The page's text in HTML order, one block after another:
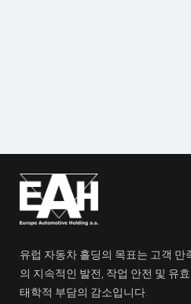
유럽 자동차 홀딩의 목표는 고객 만
의 지속적인 발전, 작업 안전 및 유
태학적 부담의 감소입니다.